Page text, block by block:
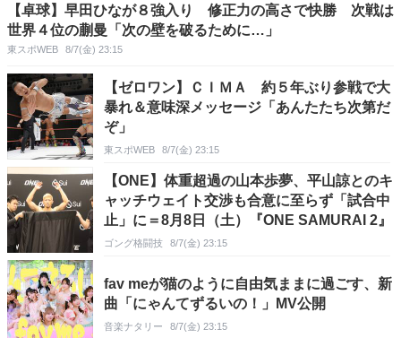
【卓球】早田ひなが８強入り 修正力の高さで快勝 次戦は
世界４位の蒯曼「次の壁を破るために…」
東スポWEB 8/7(金) 23:15
【ゼロワン】ＣＩＭＡ 約５年ぶり参戦で大
暴れ＆意味深メッセージ「あんたたち次第だ
ぞ」
東スポWEB 8/7(金) 23:15
【ONE】体重超過の山本歩夢、平山諒とのキ
ャッチウェイト交渉も合意に至らず「試合中
止」に＝8月8日（土）『ONE SAMURAI 2』
ゴング格闘技 8/7(金) 23:15
fav meが猫のように自由気ままに過ごす、新
曲「にゃんてずるいの！」MV公開
音楽ナタリー 8/7(金) 23:15